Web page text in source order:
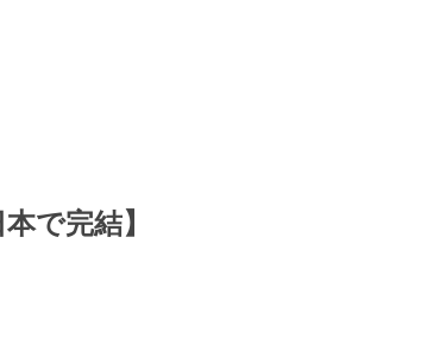
で完結】